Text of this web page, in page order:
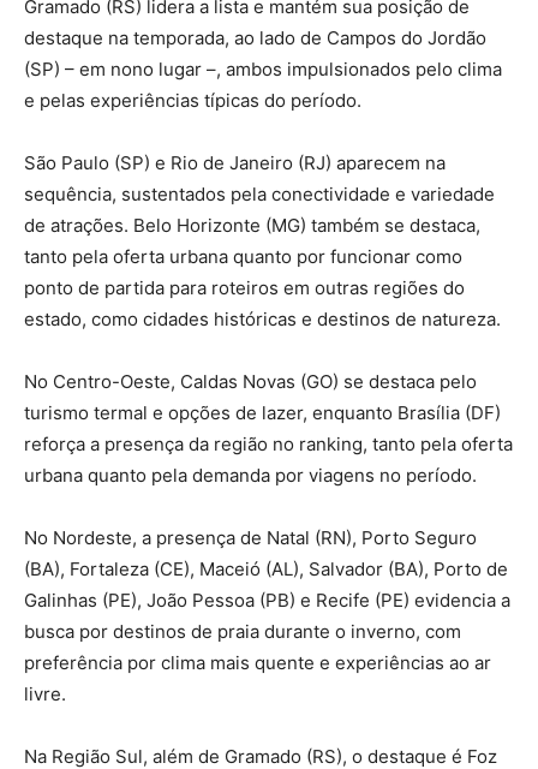
Gramado (RS) lidera a lista e mantém sua posição de
destaque na temporada, ao lado de Campos do Jordão
(SP) – em nono lugar –, ambos impulsionados pelo clima
e pelas experiências típicas do período.
São Paulo (SP) e Rio de Janeiro (RJ) aparecem na
sequência, sustentados pela conectividade e variedade
de atrações. Belo Horizonte (MG) também se destaca,
tanto pela oferta urbana quanto por funcionar como
ponto de partida para roteiros em outras regiões do
estado, como cidades históricas e destinos de natureza.
No Centro-Oeste, Caldas Novas (GO) se destaca pelo
turismo termal e opções de lazer, enquanto Brasília (DF)
reforça a presença da região no ranking, tanto pela oferta
urbana quanto pela demanda por viagens no período.
No Nordeste, a presença de Natal (RN), Porto Seguro
(BA), Fortaleza (CE), Maceió (AL), Salvador (BA), Porto de
Galinhas (PE), João Pessoa (PB) e Recife (PE) evidencia a
busca por destinos de praia durante o inverno, com
preferência por clima mais quente e experiências ao ar
livre.
Na Região Sul, além de Gramado (RS), o destaque é Foz